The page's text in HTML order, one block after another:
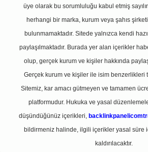
üye olarak bu sorumluluğu kabul etmiş
herhangi bir marka, kurum veya şahıs
bulunmamaktadır. Sitede yalnızca kendi
paylaşılmaktadır. Burada yer alan içerikler
olup, gerçek kurum ve kişiler hakkında
Gerçek kurum ve kişiler ile isim benzerlikleri
Sitemiz, kar amacı gütmeyen ve tamamen
platformudur. Hukuka ve yasal
düşündüğünüz içerikleri,
bildirmeniz halinde, ilgili içerikler yasal süre
kaldırılacaktır.